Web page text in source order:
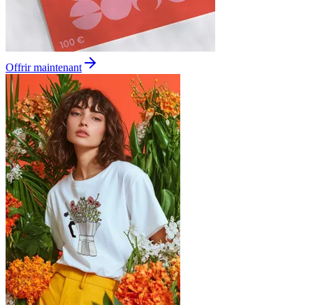
Offrir maintenant